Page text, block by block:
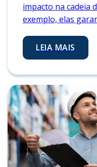
impacto na cadeia
exemplo, elas
LEIA MAIS